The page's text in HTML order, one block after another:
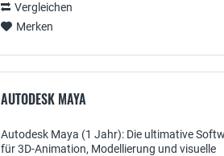
Vergleichen
Merken
AUTODESK MAYA
Autodesk Maya (1 Jahr): Die ultimative
für 3D-Animation, Modellierung und visuelle